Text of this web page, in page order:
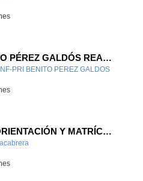
CEIP BENITO PÉREZ GALDÓS READY, STEADY & GO
PRI BENITO PEREZ GALDOS-
REUNIÓN ORIENTACIÓN Y MATRÍCULA para alumnado de 6º a 1º ESO